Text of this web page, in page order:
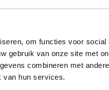
om functies voor social
gebruik van onze site met
combineren met
van hun services.
Would you like to